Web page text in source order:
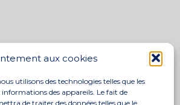
aux cookies
utilisons des technologies telles que les
des appareils. Le fait de
de traiter des données telles que le